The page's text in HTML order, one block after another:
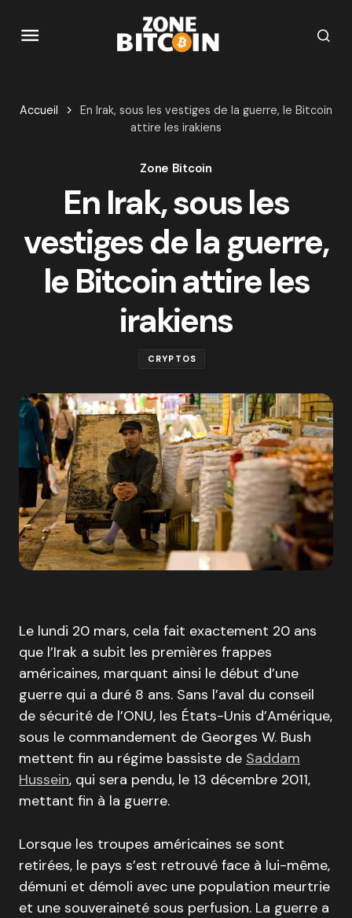
Accueil
En Irak, sous les vestiges de la guerre, le Bitcoin
attire les irakiens
Zone Bitcoin
En Irak, sous les
vestiges de la guerre,
le Bitcoin attire les
irakiens
CRYPTOS
Le lundi 20 mars, cela fait exactement 20 ans
que l’Irak a subit les premières frappes
américaines, marquant ainsi le début d’une
guerre qui a duré 8 ans. Sans l’aval du conseil
de sécurité de l’ONU, les États-Unis d’Amérique,
sous le commandement de Georges W. Bush
mettent fin au régime bassiste de Saddam
Hussein, qui sera pendu, le 13 décembre 2011,
mettant fin à la guerre.
Lorsque les troupes américaines se sont
retirées, le pays s’est retrouvé face à lui-même,
démuni et démoli avec une population meurtrie
et une souveraineté sous perfusion. La guerre a